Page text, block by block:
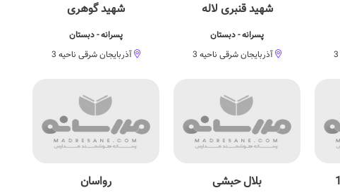
شهید قنبری لاله
پسرانه - دبستان
آذربایجان شرقی ناحیه 3
شهید گوهری
پسرانه - دبستان
آذربایجان شرقی ناحیه 3
بلال حبشی رواسان